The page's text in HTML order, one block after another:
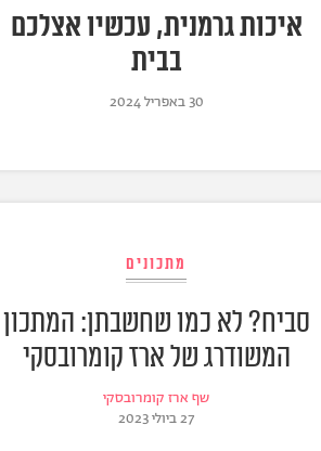
איכות גרמנית, עכשיו אצלכם
בבית
30 באפריל 2024
מתכונים
סביח? לא כמו שחשבתן: המתכון
המשודרג של ארז קומרובסקי
שף ארז קומרובסקי
27 ביולי 2023